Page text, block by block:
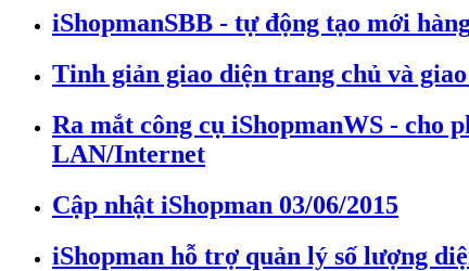
iShopmanSBB - tự động tạo mới
Tinh giản giao diện trang chủ và
Ra mắt công cụ iShopmanWS - cho
LAN/Internet
Cập nhật iShopman 03/06/2015
iShopman hỗ trợ quản lý số lượng